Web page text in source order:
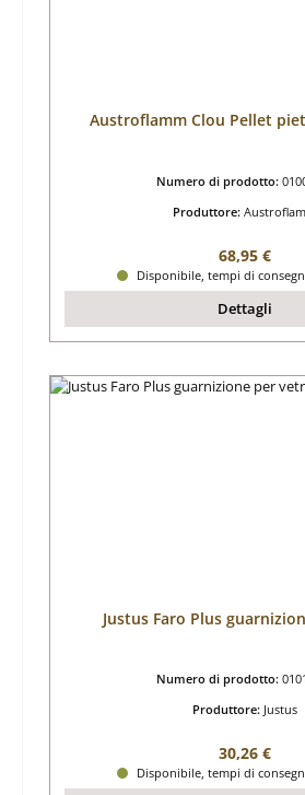
Austroflamm Clou Pellet
Numero di prodotto:
Produttore:
Prezzo
68,95 €
Disponibile, tempi di
Dettagli
Justus Faro Plus
Numero di prodotto:
Produttore: Justus
Prezzo
30,26 €
Disponibile, tempi di